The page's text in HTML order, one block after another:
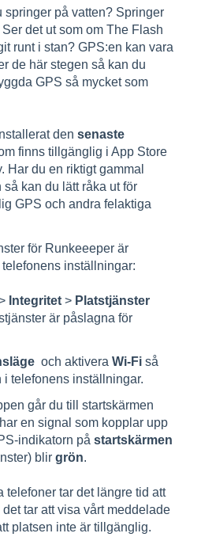
springer på vatten? Springer
det ut som om The Flash
runt i stan? GPS:en kan vara
de här stegen så kan du
GPS så mycket som
den senaste
finns tillgänglig i App Store
Har du en riktigt gammal
kan du lätt råka ut för
GPS och andra felaktiga
för Runkeeeper är
telefonens inställningar:
Integritet > Platstjänster
är påslagna för
och aktivera Wi-Fi så
i telefonens inställningar.
går du till startskärmen
en signal som kopplar upp
indikatorn på startskärmen
blir grön.
telefoner tar det längre tid att
tar att visa vårt meddelade
platsen inte är tillgänglig.